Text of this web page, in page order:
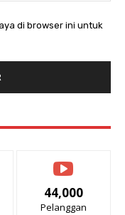
di browser ini untuk
44,000
Pelanggan